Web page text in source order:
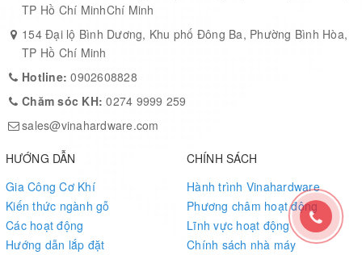
TP Hồ Chí MinhChí Minh
154 Đại lộ Bình Dương, Khu phố Đông Ba, Phường Bình Hòa,
TP Hồ Chí Minh
Hotline:0902608828
Chăm sóc KH:0274 9999 259
sales@vinahardware.com
HƯỚNG DẪN
Gia Công Cơ Khí
Kiến thức ngành gỗ
Các hoạt động
Hướng dẫn lắp đặt
CHÍNH SÁCH
Hành trình Vinahardware
Phương châm hoạt động
Lĩnh vực hoạt động
Chính sách nhà máy